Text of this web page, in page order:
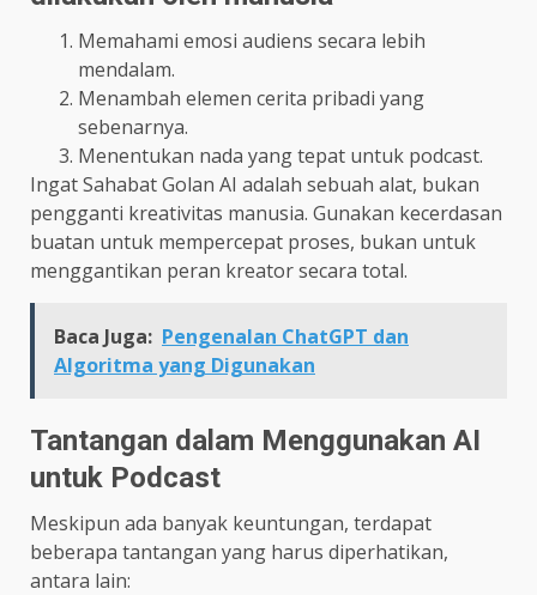
Memahami emosi audiens secara lebih
mendalam.
Menambah elemen cerita pribadi yang
sebenarnya.
Menentukan nada yang tepat untuk podcast.
Ingat Sahabat Golan AI adalah sebuah alat, bukan
pengganti kreativitas manusia. Gunakan kecerdasan
buatan untuk mempercepat proses, bukan untuk
menggantikan peran kreator secara total.
Baca Juga: Pengenalan ChatGPT dan
Algoritma yang Digunakan
Tantangan dalam Menggunakan AI
untuk Podcast
Meskipun ada banyak keuntungan, terdapat
beberapa tantangan yang harus diperhatikan,
antara lain: